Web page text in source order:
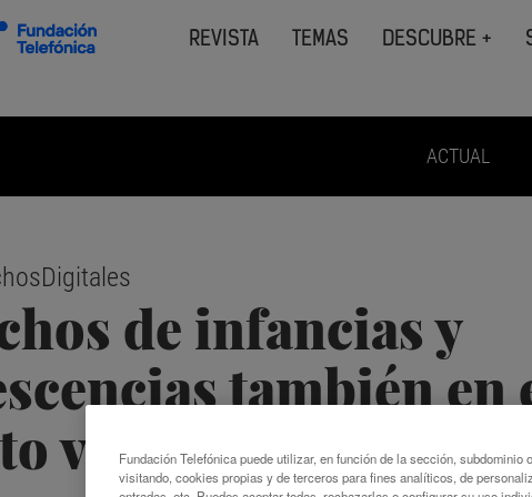
REVISTA TEMAS DESCUBRE +
ACTUAL
de infancias y
también en
virtual
Fundación Telefónica puede utilizar, en función de la sección, subdominio
visitando, cookies propias y de terceros para fines analíticos, de